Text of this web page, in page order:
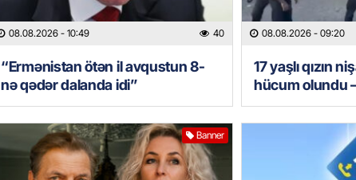
08.08.2026 - 10:49 40
“Ermənistan ötən il avqustun 8-
nə qədər dalanda idi”
08.08.2026 - 09:20
17 yaşlı qızın
hücum olundu
Banner